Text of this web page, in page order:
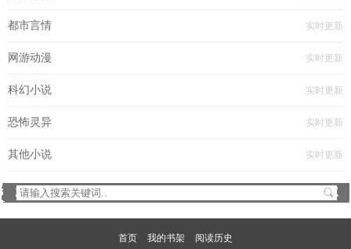
都市言情 实时更新
网游动漫 实时更新
科幻小说 实时更新
恐怖灵异 实时更新
其他小说 实时更新
首页 我的书架
阅读历史